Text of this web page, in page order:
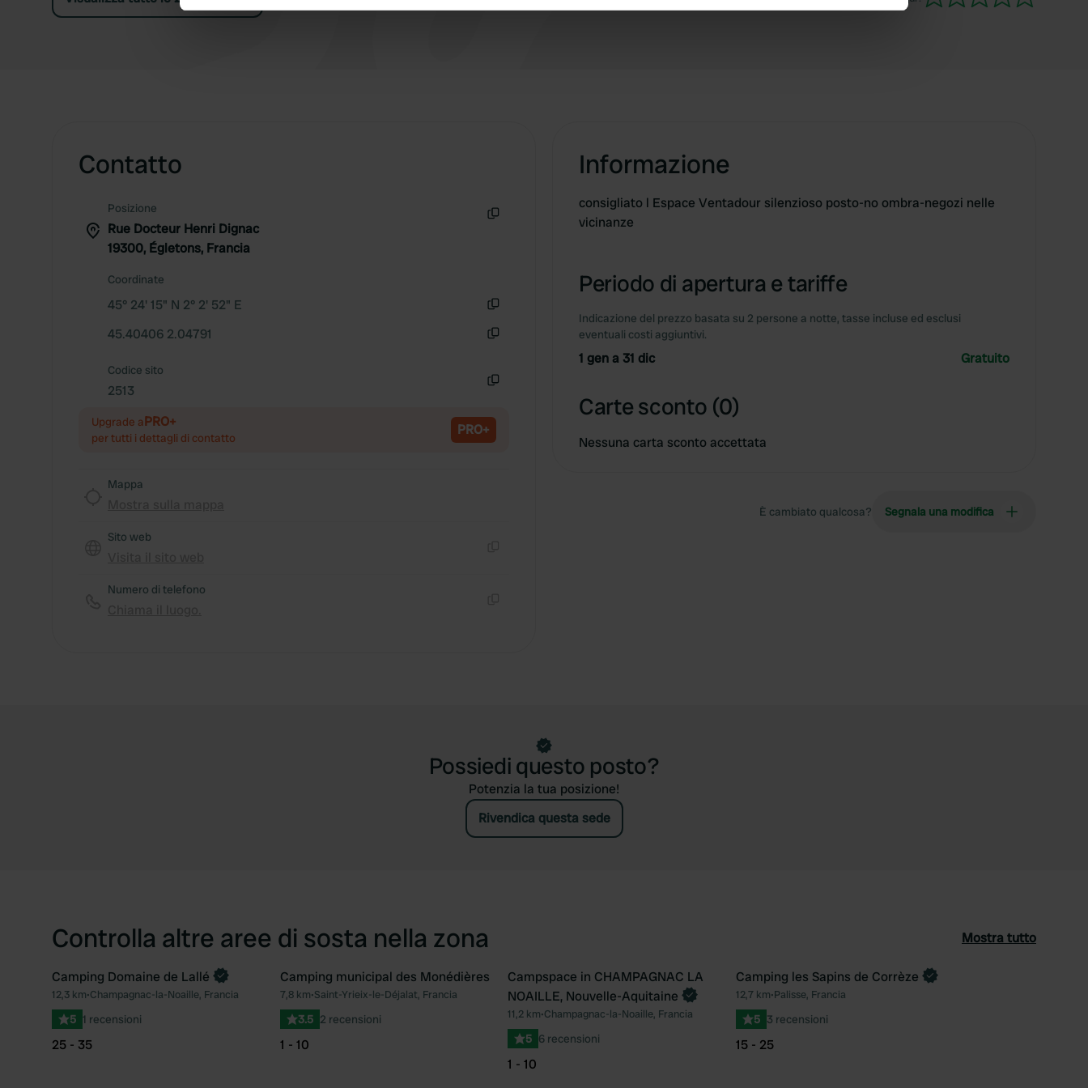
We use cookies to personalise content and ads, to provide social media features and to analyse our traffic. We also share
Contatto
Posizione
Rue Docteur Henri Dignac
19300, Égletons, Francia
Coordinate
45° 24' 15" N 2° 2' 52" E
45.40406 2.04791
Codice sito
2513
Upgrade aPRO+
per tutti i dettagli di contatto PRO+
Mappa
Sito web
Numero di telefono
Informazione
consigliato l Espace Ventadour silenzioso posto-no ombra-negozi nelle
vicinanze
Periodo di apertura e tariffe
Indicazione del prezzo basata su 2 persone a notte, tasse incluse ed esclusi
eventuali costi aggiuntivi.
1 gen a 31 dic Gratuito
Carte sconto (0)
Nessuna carta sconto accettata
È cambiato qualcosa? Segnala una modifica
Possiedi questo posto?
Potenzia la tua posizione!
Rivendica questa sede
Controlla altre aree di sosta nella zona Mostra tutto
Preferito
Prenota ora
Camping Domaine de Lallé
12,3 km•Champagnac-la-Noaille, Francia
5 1 recensioni
25 - 35
Preferito
Camping municipal des Monédières
7,8 km•Saint-Yrieix-le-Déjalat, Francia
3.5 2 recensioni
1 - 10
Preferito
Prenota ora
Campspace in CHAMPAGNAC LA
NOAILLE, Nouvelle-Aquitaine
11,2 km•Champagnac-la-Noaille, Francia
5 6 recensioni
1 - 10
Prenota ora
Camping les Sapins de Corrèze
12,7 km•Palisse, Francia
5 3 recensioni
15 - 25